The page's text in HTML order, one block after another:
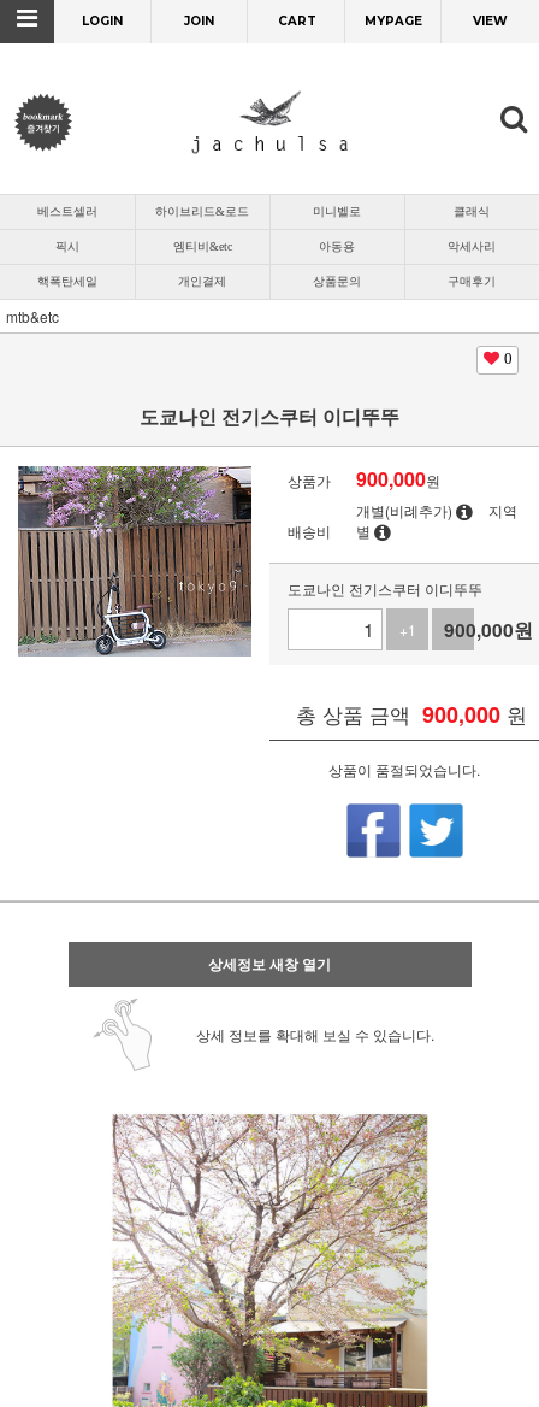
LOGIN JOIN CART MYPAGE VIEW
베스트셀러 하이브리드&로드 미니벨로 클래식
픽시 엠티비&etc 아동용 악세사리
핵폭탄세일 개인결제 상품문의 구매후기
mtb&etc
0
도쿄나인 전기스쿠터 이디뚜뚜
상품가 900,000원
배송비
개별(비례추가)
지역
별
도쿄나인 전기스쿠터 이디뚜뚜
+1
-1
900,000원
총 상품 금액 900,000 원
상품이 품절되었습니다.
상세정보 새창 열기
상세 정보를 확대해 보실 수 있습니다.